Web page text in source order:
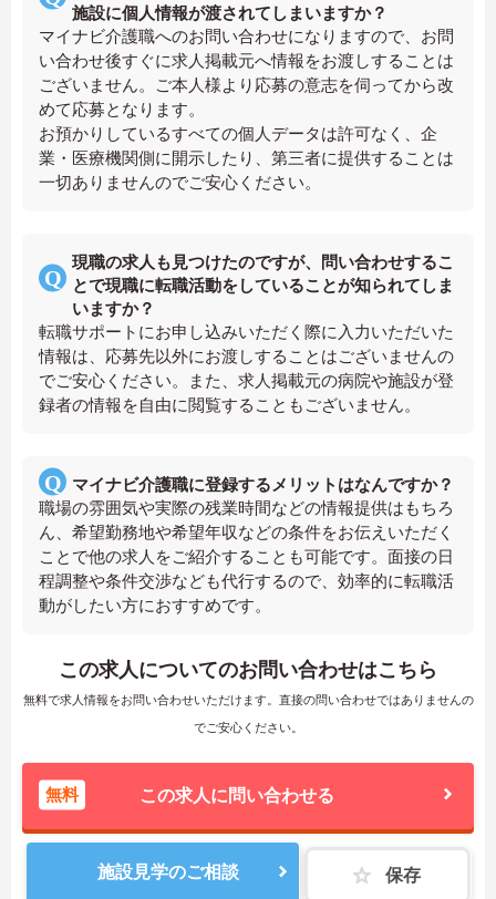
施設に個人情報が渡されてしまいますか？
マイナビ介護職へのお問い合わせになりますので、お問
い合わせ後すぐに求人掲載元へ情報をお渡しすることは
ございません。ご本人様より応募の意志を伺ってから改
めて応募となります。
お預かりしているすべての個人データは許可なく、企
業・医療機関側に開示したり、第三者に提供することは
一切ありませんのでご安心ください。
現職の求人も見つけたのですが、問い合わせするこ
とで現職に転職活動をしていることが知られてしま
いますか？
転職サポートにお申し込みいただく際に入力いただいた
情報は、応募先以外にお渡しすることはございませんの
でご安心ください。また、求人掲載元の病院や施設が登
録者の情報を自由に閲覧することもございません。
マイナビ介護職に登録するメリットはなんですか？
職場の雰囲気や実際の残業時間などの情報提供はもちろ
ん、希望勤務地や希望年収などの条件をお伝えいただく
ことで他の求人をご紹介することも可能です。面接の日
程調整や条件交渉なども代行するので、効率的に転職活
動がしたい方におすすめです。
この求人についてのお問い合わせはこちら
無料で求人情報をお問い合わせいただけます。直接の問い合わせではありませんの
でご安心ください。
無料 この求人に問い合わせる
施設見学のご相談 保存